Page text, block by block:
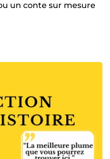
un conte sur mesure